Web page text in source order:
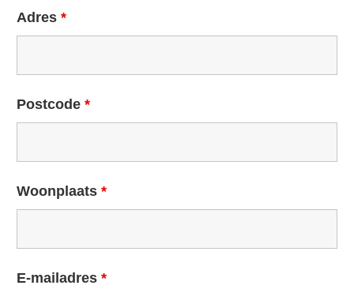
Adres *
Postcode *
Woonplaats *
E-mailadres *